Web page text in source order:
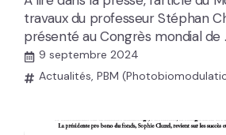
travaux du professeur Stéphan
présenté au Congrès mondial de
9 septembre 2024
Actualités, PBM